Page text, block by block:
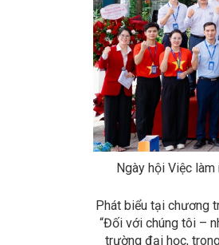
Ngày hội Việc
Phát biểu tại chương
“Đối với chúng tôi –
trường đại học,